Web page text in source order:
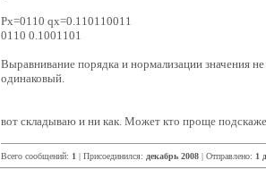
Px=0110 qx=0.110110011
0110 0.1001101
Выравнивание порядка и нормализации значения
одинаковый.
вот складываю и ни как. Может кто проще
Всего сообщений: 1 | Присоединился: декабрь 2008 | Отправлено: 1